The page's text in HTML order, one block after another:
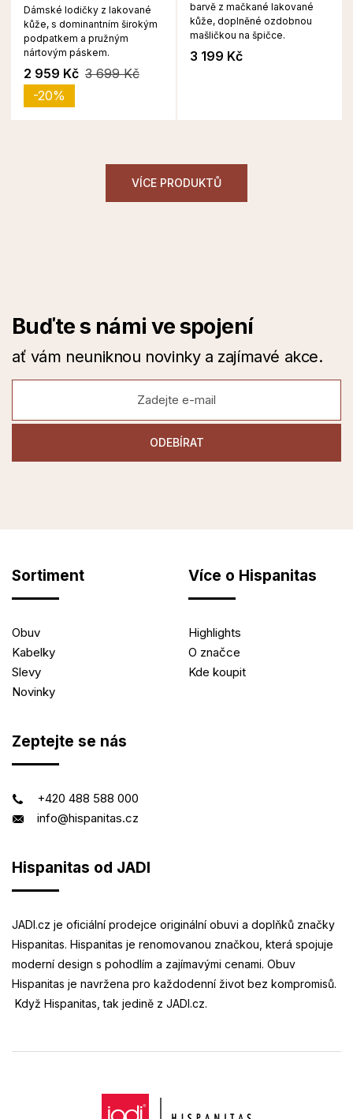
Dámské lodičky z lakované
kůže, s dominantním širokým
podpatkem a pružným
nártovým páskem.
2 959 Kč 3 699 Kč
-20%
barvě z mačkané lakované
kůže, doplněné ozdobnou
mašličkou na špičce.
3 199 Kč
VÍCE PRODUKTŮ
Buďte s námi ve spojení
ať vám neuniknou novinky a zajímavé akce.
Sortiment
Obuv
Kabelky
Slevy
Novinky
Více o Hispanitas
Highlights
O značce
Kde koupit
Zeptejte se nás
+420 488 588 000
info@hispanitas.cz
Hispanitas od JADI
JADI.cz je oficiální prodejce originální obuvi a doplňků značky
Hispanitas. Hispanitas je renomovanou značkou, která spojuje
moderní design s pohodlím a zajímavými cenami. Obuv
Hispanitas je navržena pro každodenní život bez kompromisů.
Když Hispanitas, tak jedině z JADI.cz.